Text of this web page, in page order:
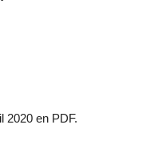
2020 en PDF.